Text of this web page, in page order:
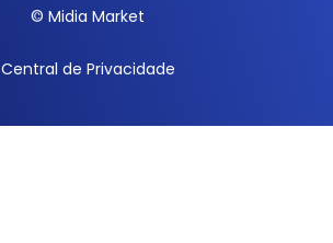
© Midia Market
Central de Privacidade